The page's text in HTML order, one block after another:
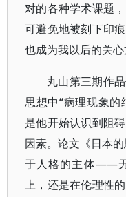
对的各种学术课题
可避免地被刻下印
也成为我以后的关
丸山第三期作
思想中“病理现象的
是他开始认识到阻
因素。论文《日本
于人格的主体——
上，还是在伦理性